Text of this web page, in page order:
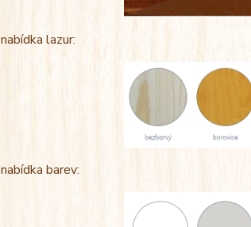
nabídka lazur:
nabídka barev: